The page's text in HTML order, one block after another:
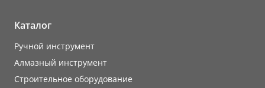
Каталог
Ручной инструмент
Алмазный инструмент
Строительное оборудование